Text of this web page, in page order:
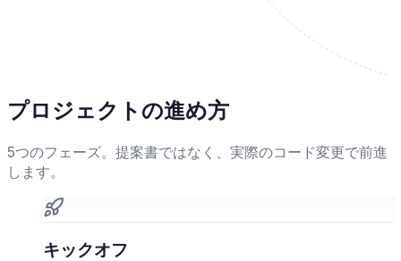
プロジェクトの進め方
5つのフェーズ。提案書ではなく、実際のコード変更で前進
します。
キックオフ